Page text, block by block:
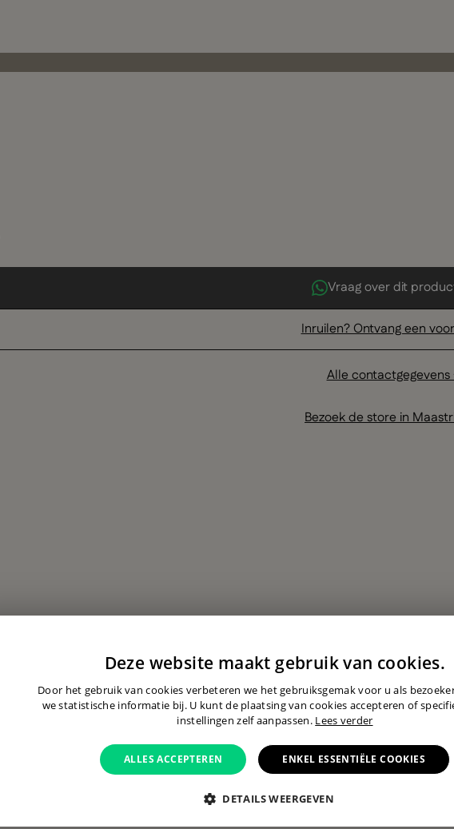
Vraag over dit
Inruilen? Ontvang een
Alle
Bezoek de store in
Deze website maakt gebruik van cookies.
Door het gebruik van cookies verbeteren we het gebruiksgemak voor u als
we statistische informatie bij. U kunt de plaatsing van cookies accepteren of
instellingen zelf aanpassen. Lees verder
ALLES ACCEPTEREN ENKEL ESSENTIËLE COOKIES
DETAILS WEERGEVEN